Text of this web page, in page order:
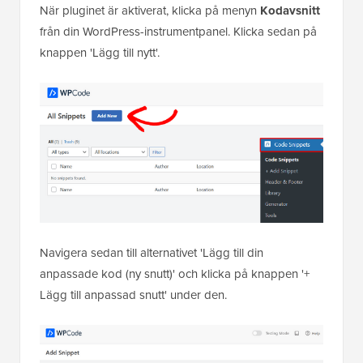
När pluginet är aktiverat, klicka på menyn Kodavsnitt
från din WordPress-instrumentpanel. Klicka sedan på
knappen 'Lägg till nytt'.
Navigera sedan till alternativet 'Lägg till din
anpassade kod (ny snutt)' och klicka på knappen '+
Lägg till anpassad snutt' under den.